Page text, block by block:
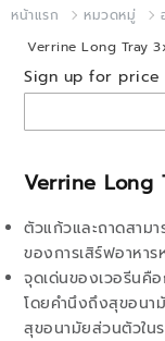
หน้าแรก หมวดหมู่
Verrine Long Tray
Verrine Long
ตัวแก้วและถาดสาม
ของการเสิร์ฟอาหาร
จุดเด่นของเวอรีนคื
โดยคำนึงถึงสุขอนา
สุขอนามัยส่วนตัวใน
Sign up for price